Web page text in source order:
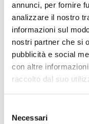
annunci, per fornire
analizzare il nostro
informazioni sul
nostri partner che si
pubblicità e social
con altre
raccolto dal suo
delNecessari